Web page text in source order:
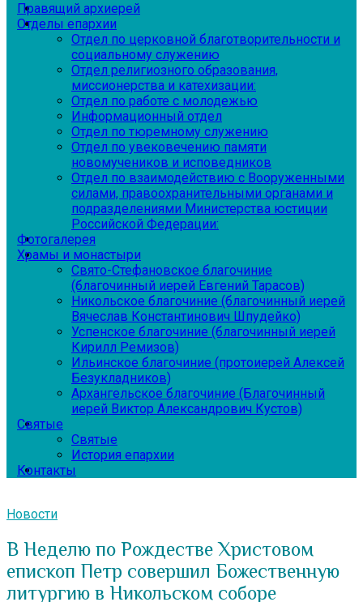
Правящий архиерей
Отделы епархии
Отдел по церковной благотворительности и
социальному служению
Отдел религиозного образования,
миссионерства и катехизации:
Отдел по работе с молодежью
Информационный отдел
Отдел по тюремному служению
Отдел по увековечению памяти
новомучеников и исповедников
Отдел по взаимодействию с Вооруженными
силами, правоохранительными органами и
подразделениями Министерства юстиции
Российской Федерации:
Фотогалерея
Храмы и монастыри
Свято-Стефановское благочиние
(благочинный иерей Евгений Тарасов)
Никольское благочиние (благочинный иерей
Вячеслав Константинович Шпудейко)
Успенское благочиние (благочинный иерей
Кирилл Ремизов)
Ильинское благочиние (протоиерей Алексей
Безукладников)
Архангельское благочиние (Благочинный
иерей Виктор Александрович Кустов)
Святые
Святые
История епархии
Контакты
Новости
В Неделю по Рождестве Христовом
епископ Петр совершил Божественную
литургию в Никольском соборе